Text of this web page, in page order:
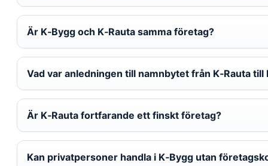
Är K‑Bygg och K‑Rauta samma företag?
Vad var anledningen till namnbytet från K‑Rauta till
Är K‑Rauta fortfarande ett finskt företag?
Kan privatpersoner handla i K‑Bygg utan